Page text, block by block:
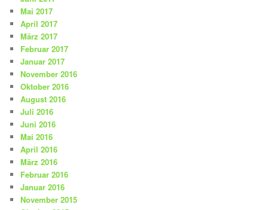
Mai 2017
April 2017
März 2017
Februar 2017
Januar 2017
November 2016
Oktober 2016
August 2016
Juli 2016
Juni 2016
Mai 2016
April 2016
März 2016
Februar 2016
Januar 2016
November 2015